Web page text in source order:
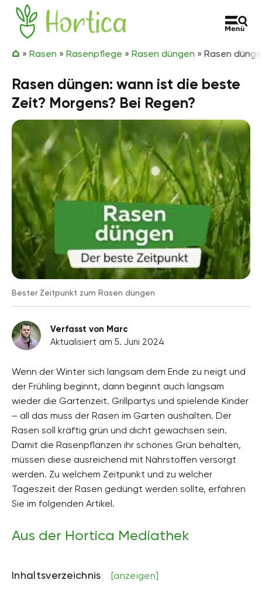
Zum Inhalt springen
Hortica
» Rasen » Rasenpflege » Rasen düngen » Rasen
Rasen düngen: wann ist die beste
Zeit? Morgens? Bei Regen?
Bester Zeitpunkt zum Rasen düngen
Verfasst von Marc
Aktualisiert am 5. Juni 2024
Wenn der Winter sich langsam dem Ende zu neigt und
der Frühling beginnt, dann beginnt auch langsam
wieder die Gartenzeit. Grillpartys und spielende Kinder
– all das muss der Rasen im Garten aushalten. Der
Rasen soll kräftig grün und dicht gewachsen sein.
Damit die Rasenpflanzen ihr schönes Grün behalten,
müssen diese ausreichend mit Nährstoffen versorgt
werden. Zu welchem Zeitpunkt und zu welcher
Tageszeit der Rasen gedüngt werden sollte, erfahren
Sie im folgenden Artikel.
Aus der Hortica Mediathek
Inhaltsverzeichnis [anzeigen]